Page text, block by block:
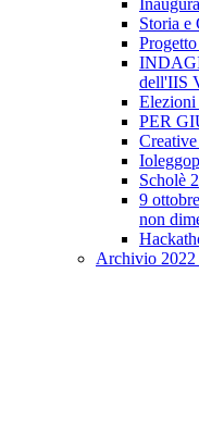
Storia e
dell'IIS
Elezioni
PER
Scholè
9
non
Archivio 2022